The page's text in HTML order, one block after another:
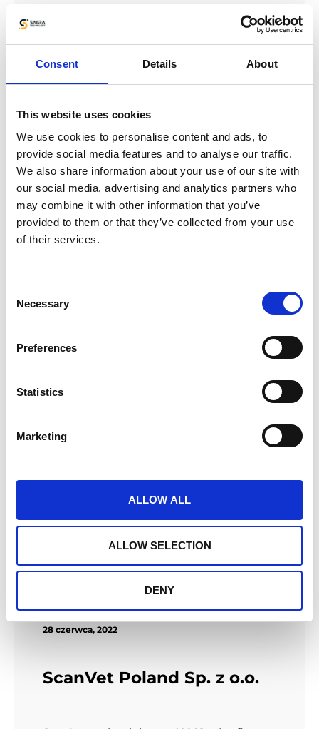
Consent Details About
This website uses cookies
We use cookies to personalise content and ads, to
provide social media features and to analyse our traffic.
We also share information about your use of our site with
our social media, advertising and analytics partners who
may combine it with other information that you’ve
provided to them or that they’ve collected from your use
of their services.
Selection
Necessary
Preferences
Statistics
Marketing
ALLOW ALL
ALLOW SELECTION
DENY
Dechra Veterinary
Products Sp. z o.o.
produkującą leki dla zwierząt. Relacje z
weterynarzami przedstawiciele budują
podczas wizyt w gabinetach. Trudno jest
zmierzyć jakość relacji, a więc trudno jest
również zmierzyć efektywność tych...
28 czerwca, 2022
ScanVet Poland Sp. z o.o.